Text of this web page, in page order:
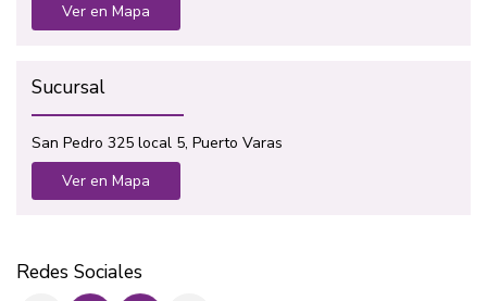
Ver en Mapa
Sucursal
San Pedro 325 local 5, Puerto Varas
Ver en Mapa
Redes Sociales